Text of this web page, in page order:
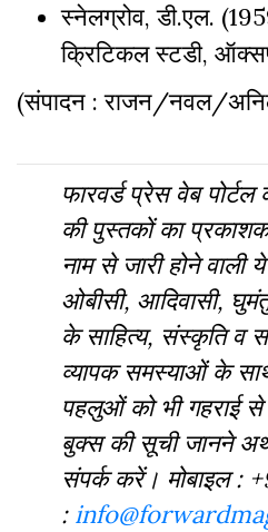
स्नेलग्रोव, डी.एल.
क्रिटिकल स्टडी,
(संपादन : राजन/नवल/
फारवर्ड प्रेस वेब
की पुस्‍तकों का
नाम से जारी होने वाली
ओबीसी, आदिवासी,
के साहित्‍य, संस्‍क‍ृति व
व्‍यापक समस्‍याओं के
पहलुओं को भी गहराई
बुक्‍स की सूची जानने
संपर्क करें। मोबाइल :
: